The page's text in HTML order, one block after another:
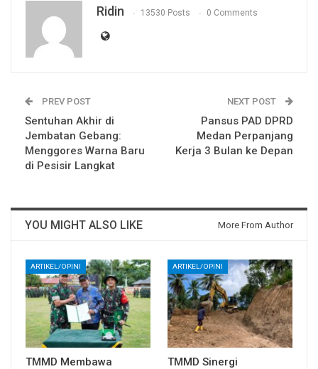
Ridin 13530 Posts 0 Comments
PREV POST
Sentuhan Akhir di
Jembatan Gebang:
Menggores Warna Baru
di Pesisir Langkat
NEXT POST
Pansus PAD DPRD
Medan Perpanjang
Kerja 3 Bulan ke Depan
YOU MIGHT ALSO LIKE More From Author
ARTIKEL/OPINI
TMMD Membawa
ARTIKEL/OPINI
TMMD Sinergi